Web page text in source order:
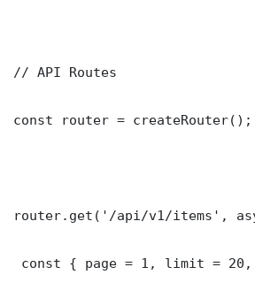
// API Routes
const router = createRouter();
router.get('/api/v1/items',
const { page = 1, limit = 20,